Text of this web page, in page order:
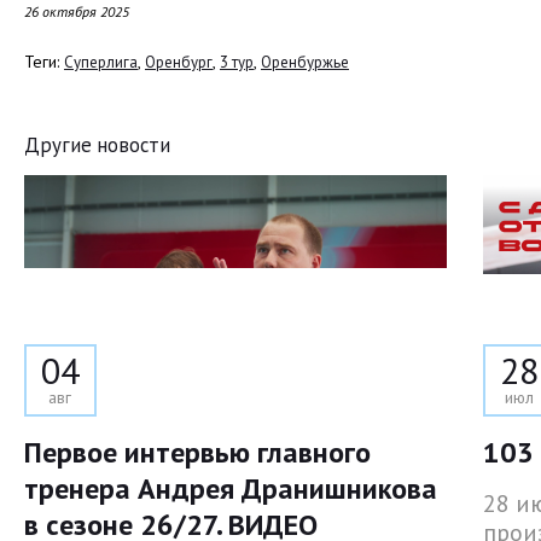
26 октября 2025
Теги: Суперлига, Оренбург, 3 тур, Оренбуржье
Другие новости
04
авг
Первое интервью главного
тренера Андрея Дранишникова
в сезоне 26/27. ВИДЕО
28
июл
103
28